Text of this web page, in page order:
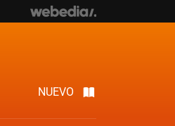
NUEVO